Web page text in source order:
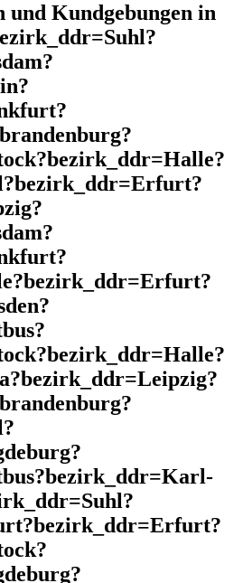
und Kundgebungen in